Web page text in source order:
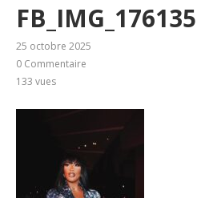
25 octobre 2025
0 Commentaire
133 vues